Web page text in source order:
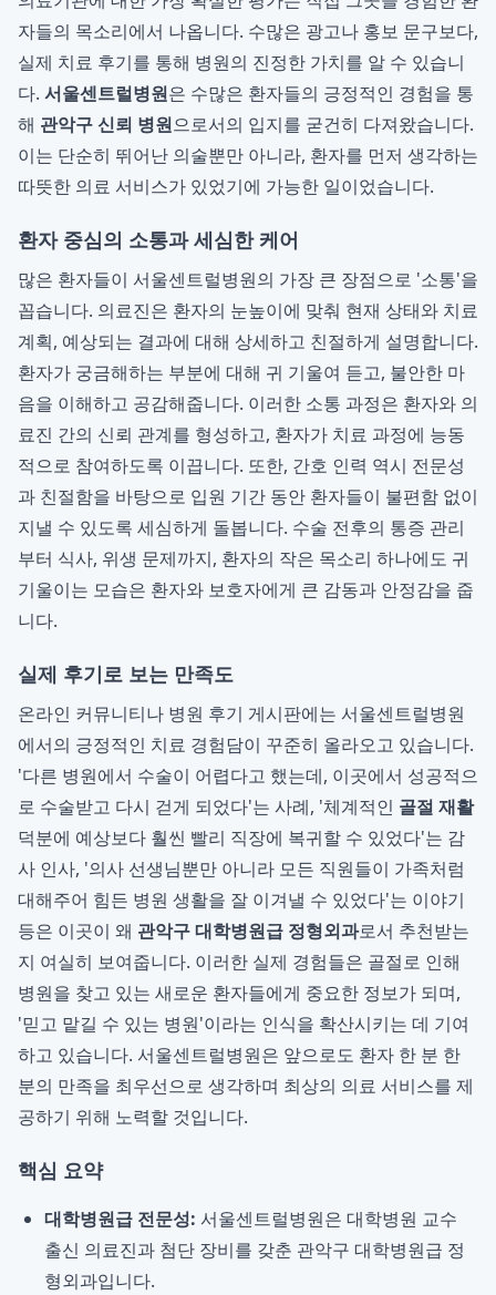
자들의 목소리에서 나옵니다. 수많은 광고나 홍보 문구보다,
실제 치료 후기를 통해 병원의 진정한 가치를 알 수 있습니
다. 서울센트럴병원은 수많은 환자들의 긍정적인 경험을 통
해 관악구 신뢰 병원으로서의 입지를 굳건히 다져왔습니다.
이는 단순히 뛰어난 의술뿐만 아니라, 환자를 먼저 생각하는
따뜻한 의료 서비스가 있었기에 가능한 일이었습니다.
환자 중심의 소통과 세심한 케어
많은 환자들이 서울센트럴병원의 가장 큰 장점으로 '소통'을
꼽습니다. 의료진은 환자의 눈높이에 맞춰 현재 상태와 치료
계획, 예상되는 결과에 대해 상세하고 친절하게 설명합니다.
환자가 궁금해하는 부분에 대해 귀 기울여 듣고, 불안한 마
음을 이해하고 공감해줍니다. 이러한 소통 과정은 환자와 의
료진 간의 신뢰 관계를 형성하고, 환자가 치료 과정에 능동
적으로 참여하도록 이끕니다. 또한, 간호 인력 역시 전문성
과 친절함을 바탕으로 입원 기간 동안 환자들이 불편함 없이
지낼 수 있도록 세심하게 돌봅니다. 수술 전후의 통증 관리
부터 식사, 위생 문제까지, 환자의 작은 목소리 하나에도 귀
기울이는 모습은 환자와 보호자에게 큰 감동과 안정감을 줍
니다.
실제 후기로 보는 만족도
온라인 커뮤니티나 병원 후기 게시판에는 서울센트럴병원
에서의 긍정적인 치료 경험담이 꾸준히 올라오고 있습니다.
'다른 병원에서 수술이 어렵다고 했는데, 이곳에서 성공적으
로 수술받고 다시 걷게 되었다'는 사례, '체계적인 골절 재활
덕분에 예상보다 훨씬 빨리 직장에 복귀할 수 있었다'는 감
사 인사, '의사 선생님뿐만 아니라 모든 직원들이 가족처럼
대해주어 힘든 병원 생활을 잘 이겨낼 수 있었다'는 이야기
등은 이곳이 왜 관악구 대학병원급 정형외과로서 추천받는
지 여실히 보여줍니다. 이러한 실제 경험들은 골절로 인해
병원을 찾고 있는 새로운 환자들에게 중요한 정보가 되며,
'믿고 맡길 수 있는 병원'이라는 인식을 확산시키는 데 기여
하고 있습니다. 서울센트럴병원은 앞으로도 환자 한 분 한
분의 만족을 최우선으로 생각하며 최상의 의료 서비스를 제
공하기 위해 노력할 것입니다.
핵심 요약
대학병원급 전문성: 서울센트럴병원은 대학병원 교수
출신 의료진과 첨단 장비를 갖춘 관악구 대학병원급 정
형외과입니다.